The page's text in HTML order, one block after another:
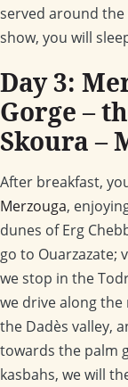
served around
show, you will
Day 3:
Gorge –
Skoura –
After breakfast,
Merzouga,
dunes of Erg
go to Ouarzazate;
we stop in the
we drive along
the Dadès valley,
towards the palm
kasbahs, we will